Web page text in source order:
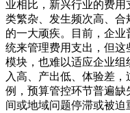
业相比，新兴行业的费
类繁杂、发生频次高、
的一大顽疾。目前，企
统来管理费用支出，但
模块，也难以适应企业
入高、产出低、体验差
例，预算管控环节普遍
间或地域问题停滞或被迫